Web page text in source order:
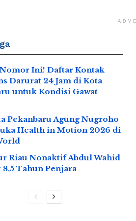
Ini! Daftar Kontak
Darurat 24 Jam di Kota
untuk Kondisi Gawat
Pekanbaru Agung Nugroho
Health in Motion 2026 di
Riau Nonaktif Abdul Wahid
Tahun Penjara